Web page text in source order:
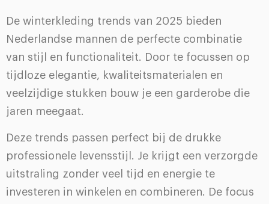
De winterkleding trends van 2025 bieden
Nederlandse mannen de perfecte combinatie
van stijl en functionaliteit. Door te focussen op
tijdloze elegantie, kwaliteitsmaterialen en
veelzijdige stukken bouw je een garderobe die
jaren meegaat.
Deze trends passen perfect bij de drukke
professionele levensstijl. Je krijgt een verzorgde
uitstraling zonder veel tijd en energie te
investeren in winkelen en combineren. De focus